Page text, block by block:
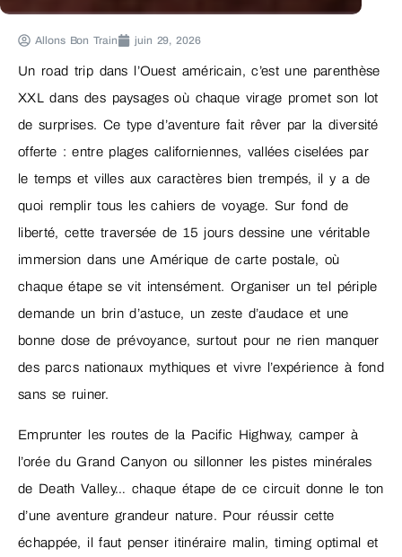
Allons Bon Train juin 29, 2026
Un road trip dans l’Ouest américain, c’est une parenthèse
XXL dans des paysages où chaque virage promet son lot
de surprises. Ce type d’aventure fait rêver par la diversité
offerte : entre plages californiennes, vallées ciselées par
le temps et villes aux caractères bien trempés, il y a de
quoi remplir tous les cahiers de voyage. Sur fond de
liberté, cette traversée de 15 jours dessine une véritable
immersion dans une Amérique de carte postale, où
chaque étape se vit intensément. Organiser un tel périple
demande un brin d’astuce, un zeste d’audace et une
bonne dose de prévoyance, surtout pour ne rien manquer
des parcs nationaux mythiques et vivre l’expérience à fond
sans se ruiner.
Emprunter les routes de la Pacific Highway, camper à
l’orée du Grand Canyon ou sillonner les pistes minérales
de Death Valley… chaque étape de ce circuit donne le ton
d’une aventure grandeur nature. Pour réussir cette
échappée, il faut penser itinéraire malin, timing optimal et